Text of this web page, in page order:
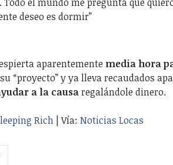
deseo es dormir”
aparentemente media hora
“proyecto” y ya lleva recaudados
a la causaregalándole dinero.
Rich | Vía: Noticias Locas